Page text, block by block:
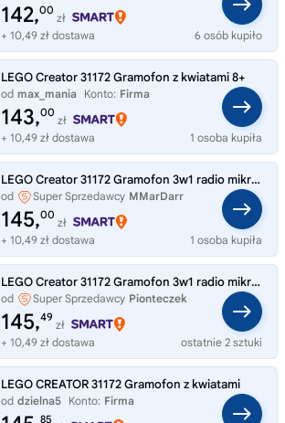
142,00
zł
+ 10,49 zł dostawa
6 osób kupiło
LEGO Creator 31172 Gramofon z kwiatami 8+
od max_mania Konto: Firma
143,00
zł
+ 10,49 zł dostawa
1 osoba kupiła
LEGO Creator 31172 Gramofon 3w1 radio mikrofon zestaw
od Super Sprzedawcy MMarDarr
145,00
zł
+ 10,49 zł dostawa
1 osoba kupiła
LEGO Creator 31172 Gramofon 3w1 radio mikrofon zestaw
od Super Sprzedawcy Pionteczek
145,49
zł
+ 10,49 zł dostawa
ostatnie 2 sztuki
LEGO CREATOR 31172 Gramofon z kwiatami
od dzielna5 Konto: Firma
85